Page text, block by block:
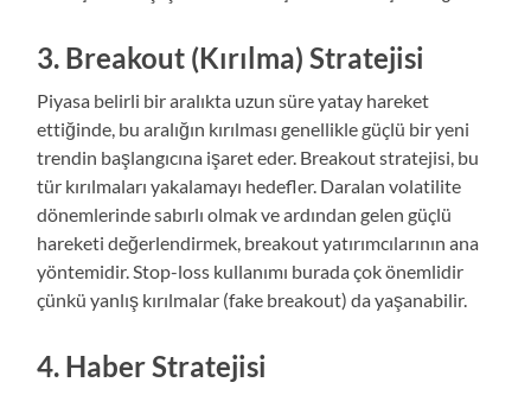
3. Breakout (Kırılma) Stratejisi
Piyasa belirli bir aralıkta uzun süre yatay hareket
ettiğinde, bu aralığın kırılması genellikle güçlü bir yeni
trendin başlangıcına işaret eder. Breakout stratejisi, bu
tür kırılmaları yakalamayı hedefler. Daralan volatilite
dönemlerinde sabırlı olmak ve ardından gelen güçlü
hareketi değerlendirmek, breakout yatırımcılarının ana
yöntemidir. Stop-loss kullanımı burada çok önemlidir
çünkü yanlış kırılmalar (fake breakout) da yaşanabilir.
4. Haber Stratejisi